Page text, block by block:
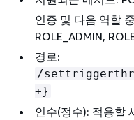
인증 및 다음 역할
ROLE_ADMIN,
경로:
/
+}
인수(정수): 적용할